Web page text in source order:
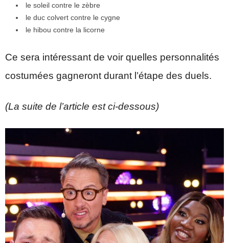
le soleil contre le zèbre
le duc colvert contre le cygne
le hibou contre la licorne
Ce sera intéressant de voir quelles personnalités
costumées gagneront durant l’étape des duels.
(La suite de l’article est ci-dessous)